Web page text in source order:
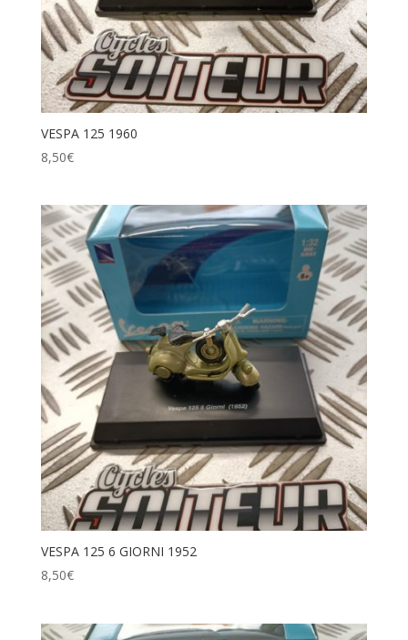
VESPA 125 1960
8,50€
VESPA 125 6 GIORNI 1952
8,50€